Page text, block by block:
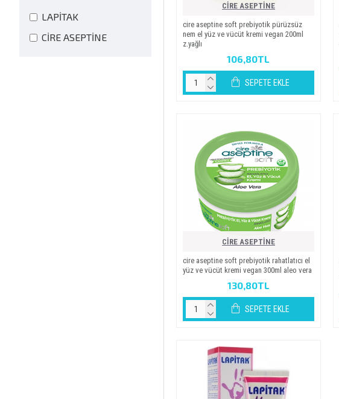
LAPİTAK
CİRE ASEPTİNE
CİRE ASEPTİNE
ci̇re asepti̇ne soft prebi̇yoti̇k pürüzsüz
nem el yüz ve vücüt kremi̇ vegan 200ml
z.yağli
106,80TL
SEPETE EKLE
CİRE ASEPTİNE
ci̇re asepti̇ne soft prebi̇yoti̇k rahatlatici el
yüz ve vücüt kremi̇ vegan 300ml aleo vera
130,80TL
SEPETE EKLE